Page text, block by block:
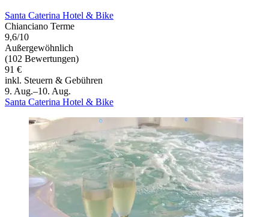
Santa Caterina Hotel & Bike
Chianciano Terme
9,6/10
Außergewöhnlich
(102 Bewertungen)
91 €
inkl. Steuern & Gebühren
9. Aug.–10. Aug.
Santa Caterina Hotel & Bike